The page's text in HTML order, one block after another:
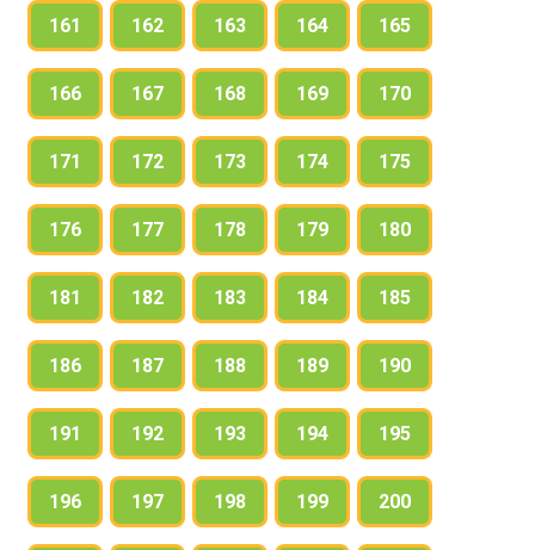
161 162 163 164 165
166 167 168 169 170
171 172 173 174 175
176 177 178 179 180
181 182 183 184 185
186 187 188 189 190
191 192 193 194 195
196 197 198 199 200